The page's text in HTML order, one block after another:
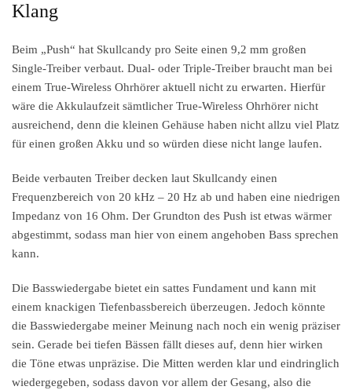
Klang
Beim „Push“ hat Skullcandy pro Seite einen 9,2 mm großen
Single-Treiber verbaut. Dual- oder Triple-Treiber braucht man bei
einem True-Wireless Ohrhörer aktuell nicht zu erwarten. Hierfür
wäre die Akkulaufzeit sämtlicher True-Wireless Ohrhörer nicht
ausreichend, denn die kleinen Gehäuse haben nicht allzu viel Platz
für einen großen Akku und so würden diese nicht lange laufen.
Beide verbauten Treiber decken laut Skullcandy einen
Frequenzbereich von 20 kHz – 20 Hz ab und haben eine niedrigen
Impedanz von 16 Ohm. Der Grundton des Push ist etwas wärmer
abgestimmt, sodass man hier von einem angehoben Bass sprechen
kann.
Die Basswiedergabe bietet ein sattes Fundament und kann mit
einem knackigen Tiefenbassbereich überzeugen. Jedoch könnte
die Basswiedergabe meiner Meinung nach noch ein wenig präziser
sein. Gerade bei tiefen Bässen fällt dieses auf, denn hier wirken
die Töne etwas unpräzise. Die Mitten werden klar und eindringlich
wiedergegeben, sodass davon vor allem der Gesang, also die